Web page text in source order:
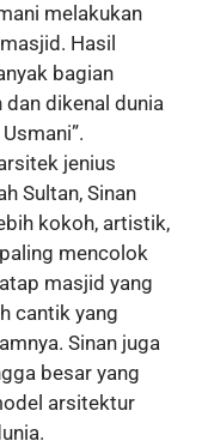
melakukan
Hasil
bagian
dan dikenal dunia
jenius
Sultan, Sinan
kokoh, artistik,
mencolok
masjid yang
cantik yang
Sinan juga
besar yang
arsitektur